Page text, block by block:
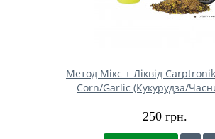
Метод Мікс + Ліквід
Corn/Garlic (Кукурудза/
250 грн.